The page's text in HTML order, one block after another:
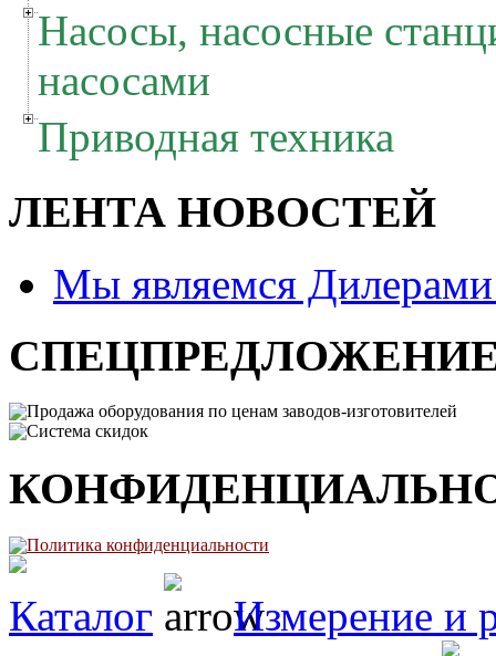
Насосы, насосные
насосами
Приводная техника
ЛЕНТА НОВОСТЕЙ
Мы являемся
Продажа оборудования по ценам заводов-изготовителей
Система скидок
Политика конфиденциальности
Каталог
Измерение и